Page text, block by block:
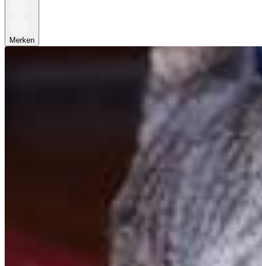
Merken